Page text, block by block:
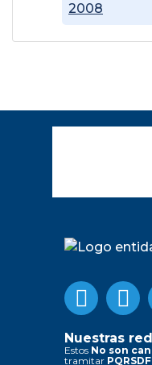
2008
Nuestras
Estos No son
tramitar PQRSDF